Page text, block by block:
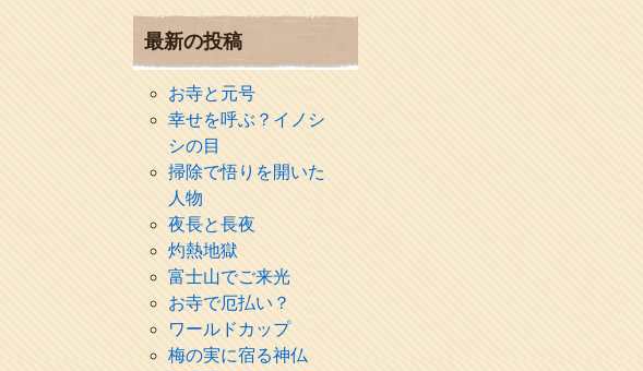
最新の投稿
お寺と元号
幸せを呼ぶ？イノシ
シの目
掃除で悟りを開いた
人物
夜長と長夜
灼熱地獄
富士山でご来光
お寺で厄払い？
ワールドカップ
梅の実に宿る神仏